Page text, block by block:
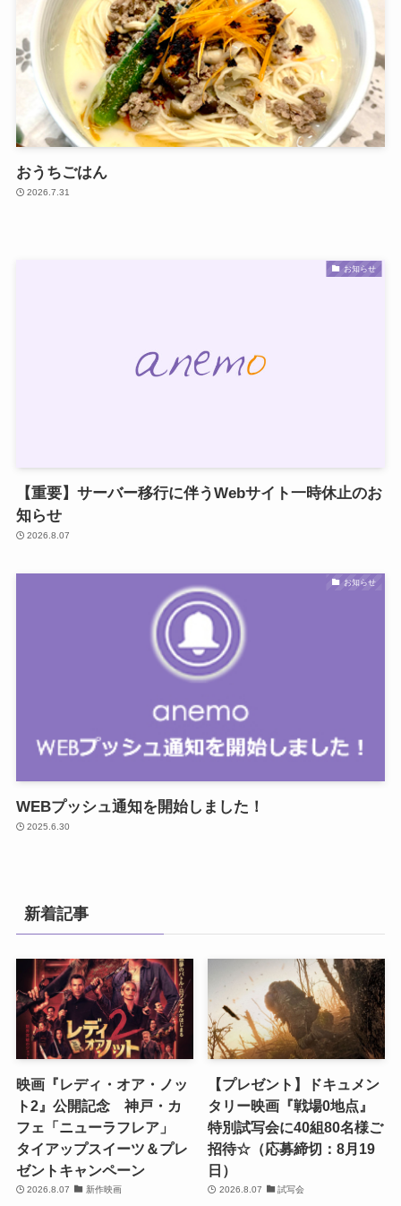
おうちごはん
2026.7.31
お知らせ
【重要】サーバー移行に伴うWebサイト一時休止のお
知らせ
2026.8.07
お知らせ
WEBプッシュ通知を開始しました！
2025.6.30
新着記事
映画『レディ・オア・ノッ
ト2』公開記念 神戸・カ
フェ「ニューラフレア」
タイアップスイーツ＆プレ
ゼントキャンペーン
2026.8.07 新作映画
【プレゼント】ドキュメン
タリー映画『戦場0地点』
特別試写会に40組80名様ご
招待☆（応募締切：8月19
日）
2026.8.07 試写会